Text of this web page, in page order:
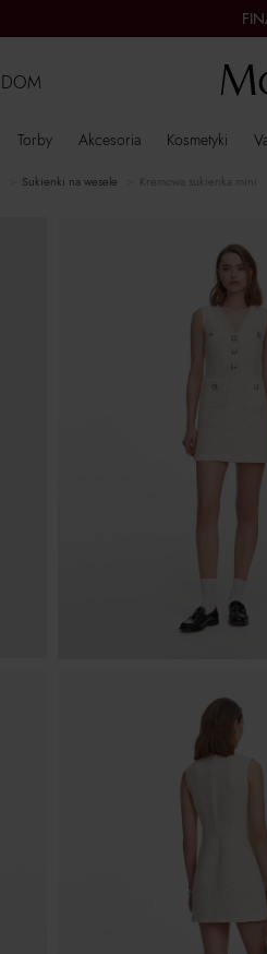
Torby Akcesoria Kosmetyki
DOM
sukienki na wesele Kremowa sukienka mini